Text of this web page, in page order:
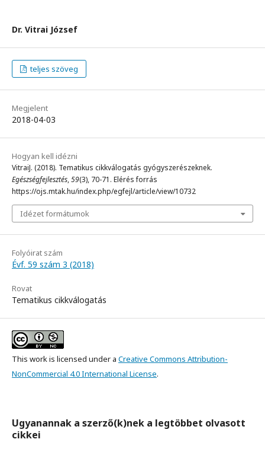
Dr. Vitrai József
teljes szöveg
Megjelent
2018-04-03
Hogyan kell idézni
VitraiJ. (2018). Tematikus cikkválogatás gyógyszerészeknek.
Egészségfejlesztés,59(3), 70-71. Elérés forrás
https://ojs.mtak.hu/index.php/egfejl/article/view/10732
Idézet formátumok
Folyóirat szám
Évf. 59 szám 3 (2018)
Rovat
Tematikus cikkválogatás
This work is licensed under a Creative Commons Attribution-
NonCommercial 4.0 International License.
Ugyanannak a szerző(k)nek a legtöbbet olvasott
cikkei